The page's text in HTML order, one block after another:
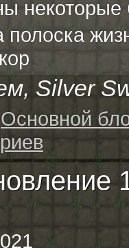
некоторые
полоска
Silver
Основной